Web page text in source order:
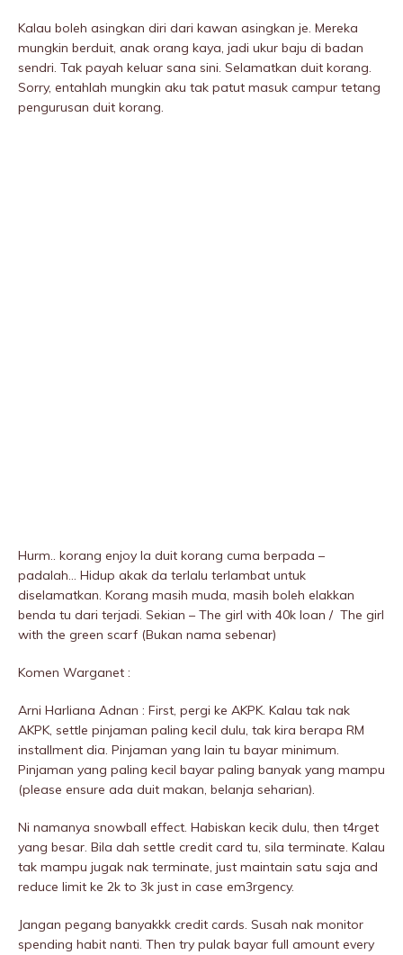
Kalau boleh asingkan diri dari kawan asingkan je. Mereka
mungkin berduit, anak orang kaya, jadi ukur baju di badan
sendri. Tak payah keluar sana sini. Selamatkan duit korang.
Sorry, entahlah mungkin aku tak patut masuk campur tetang
pengurusan duit korang.
Hurm.. korang enjoy la duit korang cuma berpada –
padalah… Hidup akak da terlalu terlambat untuk
diselamatkan. Korang masih muda, masih boleh elakkan
benda tu dari terjadi. Sekian – The girl with 40k loan / The girl
with the green scarf (Bukan nama sebenar)
Komen Warganet :
Arni Harliana Adnan : First, pergi ke AKPK. Kalau tak nak
AKPK, settle pinjaman paling kecil dulu, tak kira berapa RM
installment dia. Pinjaman yang lain tu bayar minimum.
Pinjaman yang paling kecil bayar paling banyak yang mampu
(please ensure ada duit makan, belanja seharian).
Ni namanya snowball effect. Habiskan kecik dulu, then t4rget
yang besar. Bila dah settle credit card tu, sila terminate. Kalau
tak mampu jugak nak terminate, just maintain satu saja and
reduce limit ke 2k to 3k just in case em3rgency.
Jangan pegang banyakkk credit cards. Susah nak monitor
spending habit nanti. Then try pulak bayar full amount every